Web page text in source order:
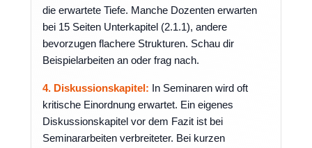
die erwartete Tiefe. Manche Dozenten erwarten
bei 15 Seiten Unterkapitel (2.1.1), andere
bevorzugen flachere Strukturen. Schau dir
Beispielarbeiten an oder frag nach.
4. Diskussionskapitel: In Seminaren wird oft
kritische Einordnung erwartet. Ein eigenes
Diskussionskapitel vor dem Fazit ist bei
Seminararbeiten verbreiteter. Bei kurzen